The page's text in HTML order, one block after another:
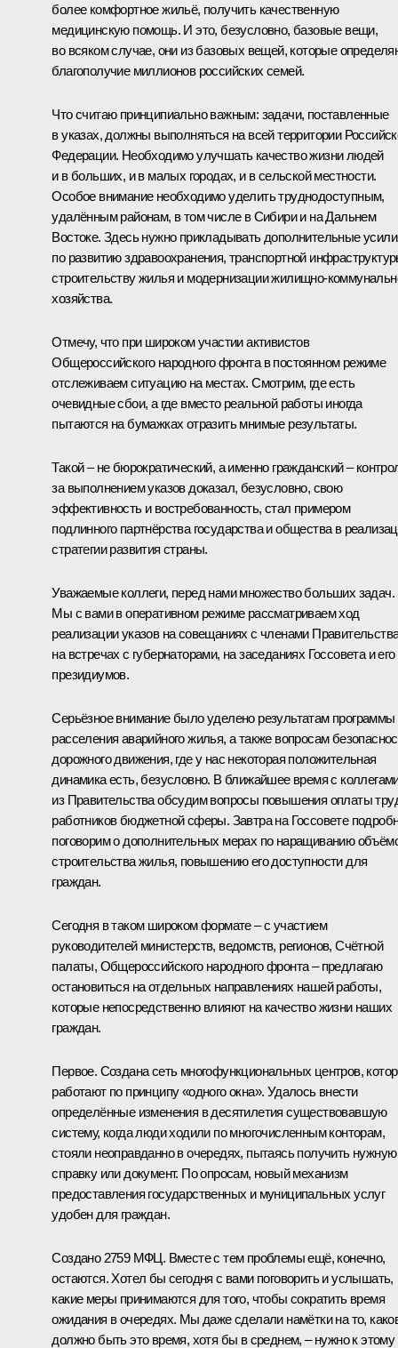
более комфортное жильё, получить качественную
медицинскую помощь. И это, безусловно, базовые вещи,
во всяком случае, они из базовых вещей, которые
благополучие миллионов российских семей.
Что считаю принципиально важным: задачи, поставленные
в указах, должны выполняться на всей территории
Федерации. Необходимо улучшать качество жизни людей
и в больших, и в малых городах, и в сельской местности.
Особое внимание необходимо уделить труднодоступным,
удалённым районам, в том числе в Сибири и на Дальнем
Востоке. Здесь нужно прикладывать дополнительные
по развитию здравоохранения, транспортной
строительству жилья и модернизации жилищно-
хозяйства.
Отмечу, что при широком участии активистов
Общероссийского народного фронта в постоянном режиме
отслеживаем ситуацию на местах. Смотрим, где есть
очевидные сбои, а где вместо реальной работы иногда
пытаются на бумажках отразить мнимые результаты.
Такой – не бюрократический, а именно гражданский –
за выполнением указов доказал, безусловно, свою
эффективность и востребованность, стал примером
подлинного партнёрства государства и общества в
стратегии развития страны.
Уважаемые коллеги, перед нами множество больших задач.
Мы с вами в оперативном режиме рассматриваем ход
реализации указов на совещаниях с членами
на встречах с губернаторами, на заседаниях Госсовета и его
президиумов.
Серьёзное внимание было уделено результатам программы
расселения аварийного жилья, а также вопросам
дорожного движения, где у нас некоторая положительная
динамика есть, безусловно. В ближайшее время с
из Правительства обсудим вопросы повышения оплаты
работников бюджетной сферы. Завтра на Госсовете
поговорим о дополнительных мерах по наращиванию
строительства жилья, повышению его доступности для
граждан.
Сегодня в таком широком формате – с участием
руководителей министерств, ведомств, регионов, Счётной
палаты, Общероссийского народного фронта – предлагаю
остановиться на отдельных направлениях нашей работы,
которые непосредственно влияют на качество жизни наших
граждан.
Первое. Создана сеть многофункциональных центров,
работают по принципу «одного окна». Удалось внести
определённые изменения в десятилетия существовавшую
систему, когда люди ходили по многочисленным конторам,
стояли неоправданно в очередях, пытаясь получить нужную
справку или документ. По опросам, новый механизм
предоставления государственных и муниципальных услуг
удобен для граждан.
Создано 2759 МФЦ. Вместе с тем проблемы ещё, конечно,
остаются. Хотел бы сегодня с вами поговорить и услышать,
какие меры принимаются для того, чтобы сократить время
ожидания в очередях. Мы даже сделали намётки на то,
должно быть это время, хотя бы в среднем, – нужно к этому